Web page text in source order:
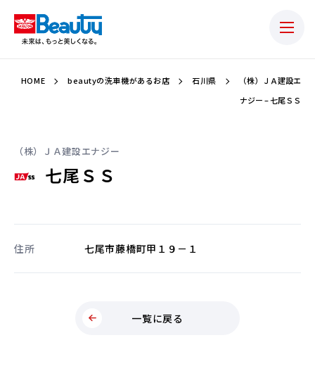
HOME beautyの洗車機があるお店 石川県
（株）ＪＡ建設エ
ナジー – 七尾ＳＳ
（株）ＪＡ建設エナジー
七尾ＳＳ
住所 七尾市藤橋町甲１９－１
一覧に戻る